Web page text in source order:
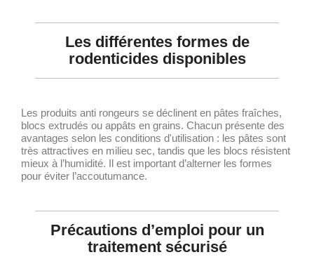
Les différentes formes de
rodenticides disponibles
Les produits anti rongeurs se déclinent en pâtes fraîches,
blocs extrudés ou appâts en grains. Chacun présente des
avantages selon les conditions d'utilisation : les pâtes sont
très attractives en milieu sec, tandis que les blocs résistent
mieux à l’humidité. Il est important d’alterner les formes
pour éviter l’accoutumance.
Précautions d’emploi pour un
traitement sécurisé